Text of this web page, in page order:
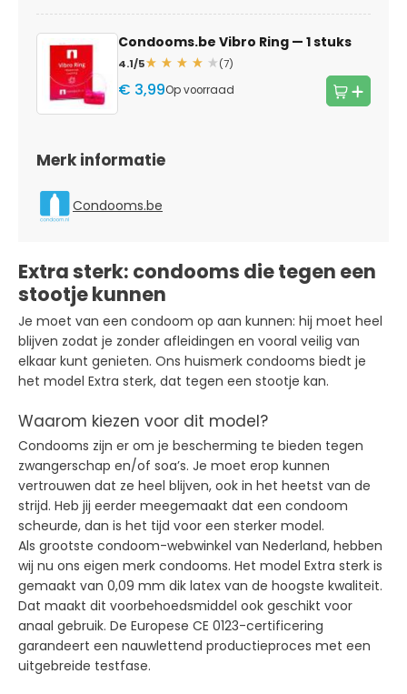
Condooms.be Vibro Ring — 1 stuks
4.1/5 (7)
€ 3,99Op voorraad
Merk informatie
Condooms.be
Extra sterk: condooms die tegen een
stootje kunnen
Je moet van een condoom op aan kunnen: hij moet heel
blijven zodat je zonder afleidingen en vooral veilig van
elkaar kunt genieten. Ons huismerk condooms biedt je
het model Extra sterk, dat tegen een stootje kan.
Waarom kiezen voor dit model?
Condooms zijn er om je bescherming te bieden tegen
zwangerschap en/of soa’s. Je moet erop kunnen
vertrouwen dat ze heel blijven, ook in het heetst van de
strijd. Heb jij eerder meegemaakt dat een condoom
scheurde, dan is het tijd voor een sterker model.
Als grootste condoom-webwinkel van Nederland, hebben
wij nu ons eigen merk condooms. Het model Extra sterk is
gemaakt van 0,09 mm dik latex van de hoogste kwaliteit.
Dat maakt dit voorbehoedsmiddel ook geschikt voor
anaal gebruik. De Europese CE 0123-certificering
garandeert een nauwlettend productieproces met een
uitgebreide testfase.